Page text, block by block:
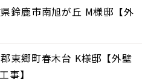
鈴鹿市南旭が丘 M様邸【外
東郷町春木台 K様邸【外壁
事】